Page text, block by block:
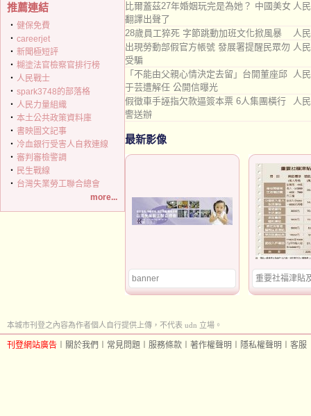
推薦連結
‧ 健保免費
‧ careerjet
‧ 新聞極短評
‧ 糊塗法官檢察官排行榜
‧ 人民戰士
‧ spark3748的部落格
‧ 人民力量組織
‧ 本土公共政策資料庫
‧ 書映圖文記事
‧ 冷血銀行受害人自救連線
‧ 審判審檢警調
‧ 民生戰線
‧ 台灣失業勞工聯合總會
more...
比爾蓋茲27年婚姻玩完是為她？ 中國美女
翻譯出聲了
人
28歲員工猝死 字節跳動加班文化掀風暴
人
出現勞動部假官方帳號 發展署提醒民眾勿
受騙
人
「不能由父親心情決定去留」台開董座邱
于芸遭解任 公開信曝光
人
假徵車手誣指欠款逼簽本票 6人集團橫行
警送辦
人
最新影像
banner 重要社福津貼
本城市刊登之內容為作者個人自行提供上傳，不代表 udn 立場。
刊登網站廣告 關於我們 常見問題 服務條款 著作權聲明 隱私權聲明 客服